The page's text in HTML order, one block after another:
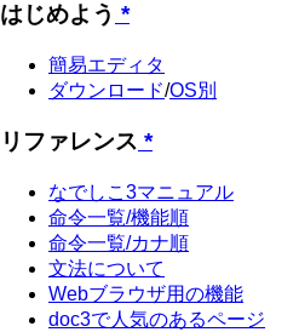
はじめよう *
簡易エディタ
ダウンロード/OS別
リファレンス *
なでしこ3マニュアル
命令一覧/機能順
命令一覧/カナ順
文法について
Webブラウザ用の機能
doc3で人気のあるページ